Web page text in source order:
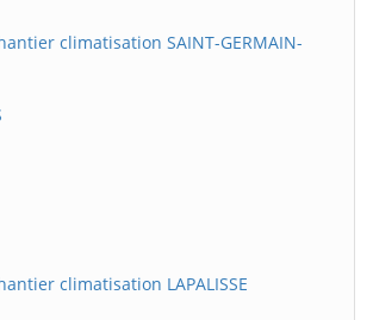
climatisation SAINT-GERMAIN-
climatisation LAPALISSE